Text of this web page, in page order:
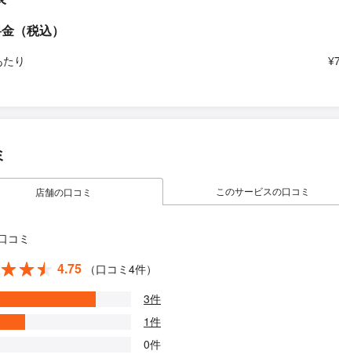
（税込）
り
店舗の口コミ このサービスの口コミ
コミ
4.75
（口コミ4件）
3件
1件
0件